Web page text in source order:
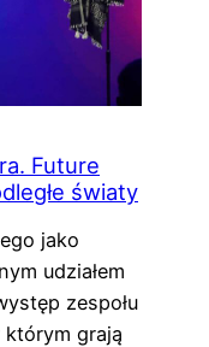
Future
światy
jako
udziałem
zespołu
którym grają